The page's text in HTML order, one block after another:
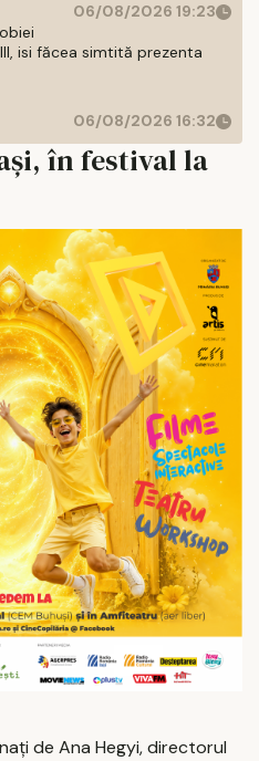
06/08/2026 19:23
isi făcea simtită prezenta
06/08/2026 16:32
în festival la
de Ana Hegyi, directorul